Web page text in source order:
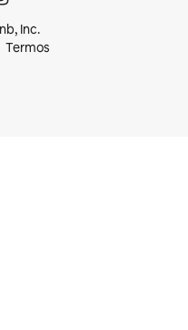
Inc.
Termos